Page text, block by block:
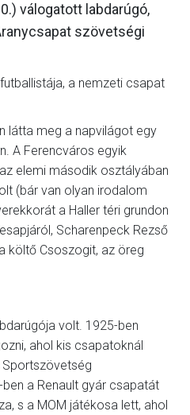
válogatott labdarúgó,
szövetségi
a nemzeti csapat
látta meg a napvilágot egy
A Ferencváros egyik
elemi második osztályában
(bár van olyan irodalom
a Haller téri grundon
Scharenpeck Rezső
költő Csoszogit, az öreg
volt. 1925-ben
ahol kis csapatoknál
Sportszövetség
a Renault gyár csapatát
s a MOM játékosa lett, ahol